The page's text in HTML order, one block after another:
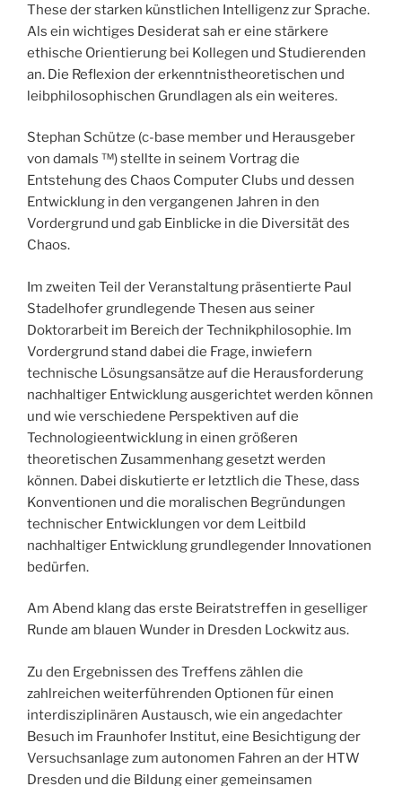
These der starken künstlichen Intelligenz zur Sprache.
Als ein wichtiges Desiderat sah er eine stärkere
ethische Orientierung bei Kollegen und Studierenden
an. Die Reflexion der erkenntnistheoretischen und
leibphilosophischen Grundlagen als ein weiteres.
Stephan Schütze (c-base member und Herausgeber
von damals ™) stellte in seinem Vortrag die
Entstehung des Chaos Computer Clubs und dessen
Entwicklung in den vergangenen Jahren in den
Vordergrund und gab Einblicke in die Diversität des
Chaos.
Im zweiten Teil der Veranstaltung präsentierte Paul
Stadelhofer grundlegende Thesen aus seiner
Doktorarbeit im Bereich der Technikphilosophie. Im
Vordergrund stand dabei die Frage, inwiefern
technische Lösungsansätze auf die Herausforderung
nachhaltiger Entwicklung ausgerichtet werden können
und wie verschiedene Perspektiven auf die
Technologieentwicklung in einen größeren
theoretischen Zusammenhang gesetzt werden
können. Dabei diskutierte er letztlich die These, dass
Konventionen und die moralischen Begründungen
technischer Entwicklungen vor dem Leitbild
nachhaltiger Entwicklung grundlegender Innovationen
bedürfen.
Am Abend klang das erste Beiratstreffen in geselliger
Runde am blauen Wunder in Dresden Lockwitz aus.
Zu den Ergebnissen des Treffens zählen die
zahlreichen weiterführenden Optionen für einen
interdisziplinären Austausch, wie ein angedachter
Besuch im Fraunhofer Institut, eine Besichtigung der
Versuchsanlage zum autonomen Fahren an der HTW
Dresden und die Bildung einer gemeinsamen